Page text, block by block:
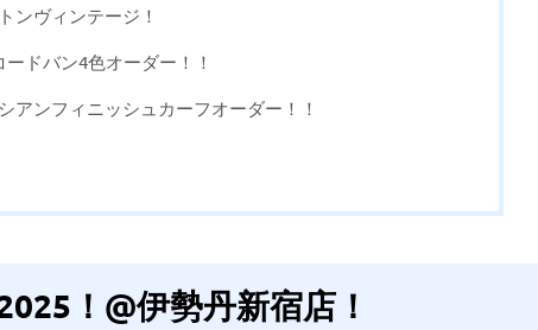
ンヴィンテージ！
ドバン4色オーダー！！
アンフィニッシュカーフオーダー！！
！@伊勢丹新宿店！